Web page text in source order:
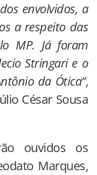
envolvidos, a
a respeito das
MP. Já foram
Stringari e o
da Ótica”,
César Sousa
ouvidos os
Marques,